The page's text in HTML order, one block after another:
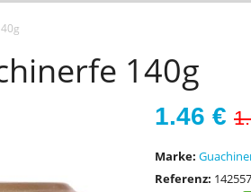
140g
1.46 €
Marke:
Referenz: